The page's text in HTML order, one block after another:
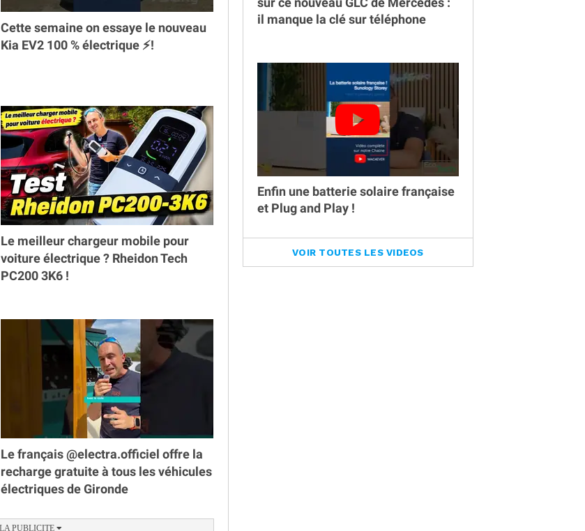
Cette semaine on essaye le nouveau
Kia EV2 100 % électrique ⚡️!
Le meilleur chargeur mobile pour
voiture électrique ? Rheidon Tech
PC200 3K6 !
Le français @electra.officiel offre la
recharge gratuite à tous les véhicules
électriques de Gironde
il manque la clé sur téléphone
Enfin une batterie solaire française
et Plug and Play !
VOIR TOUTES LES VIDEOS